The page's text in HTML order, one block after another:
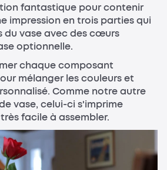
fantastique pour contenir
impression en trois parties qui
du vase avec des cœurs
optionnelle.
chaque composant
mélanger les couleurs et
Comme notre autre
vase, celui-ci s'imprime
facile à assembler.